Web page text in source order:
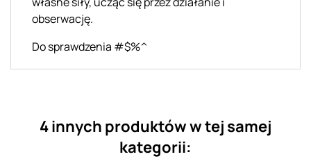
obserwację.
Do sprawdzenia #$%^
4 innych produktów w tej samej
kategorii: